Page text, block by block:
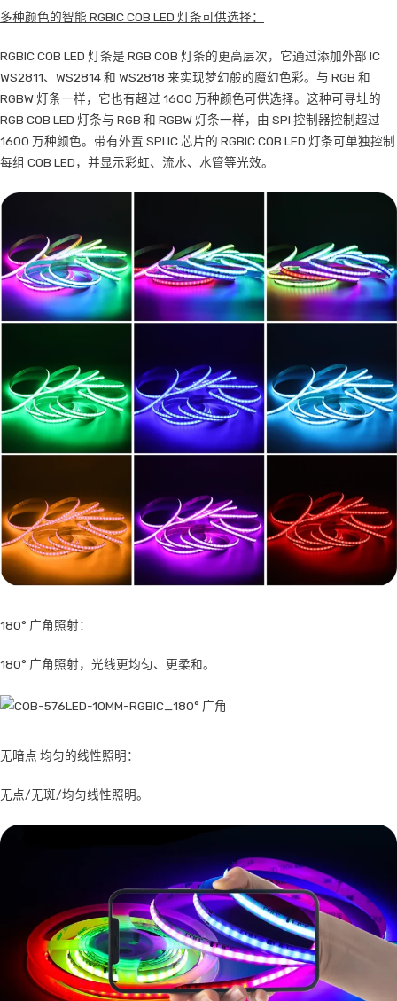
多种颜色的智能 RGBIC COB LED 灯条可供选择：
RGBIC COB LED 灯条是 RGB COB 灯条的更高层次，它通过添加外部 IC
WS2811、WS2814 和 WS2818 来实现梦幻般的魔幻色彩。与 RGB 和
RGBW 灯条一样，它也有超过 1600 万种颜色可供选择。这种可寻址的
RGB COB LED 灯条与 RGB 和 RGBW 灯条一样，由 SPI 控制器控制超过
1600 万种颜色。带有外置 SPI IC 芯片的 RGBIC COB LED 灯条可单独控制
每组 COB LED，并显示彩虹、流水、水管等光效。
180° 广角照射：
180° 广角照射，光线更均匀、更柔和。
无暗点 均匀的线性照明：
无点/无斑/均匀线性照明。